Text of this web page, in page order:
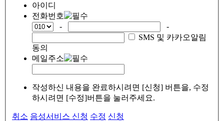
아이디
전화번호
-
-
SMS 및 카카오알림
동의
메일주소
작성하신 내용을 완료하시려면 [신청] 버튼을, 수정
하시려면 [수정]버튼을 눌러주세요.
취소 음성서비스 신청 수정 신청